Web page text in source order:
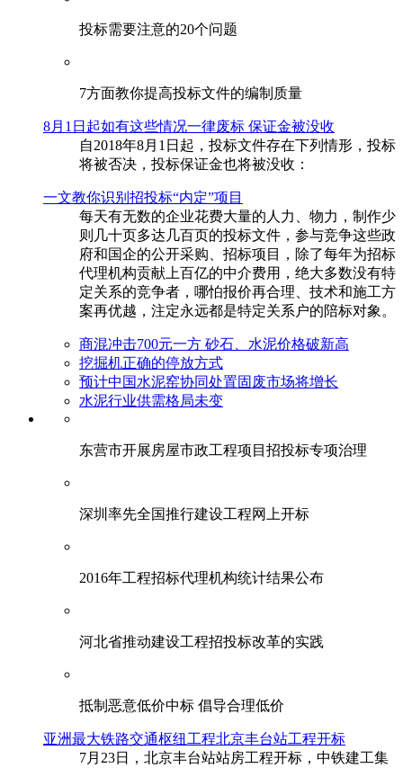
投标需要注意的20个问题
​7方面教你提高投标文件的编制质量
8月1日起如有这些情况一律废标 保证金被没收
自2018年8月1日起，投标文件存在下列情形，投标
将被否决，投标保证金也将被没收：
一文教你识别招投标“内定”项目
每天有无数的企业花费大量的人力、物力，制作少
则几十页多达几百页的投标文件，参与竞争这些政
府和国企的公开采购、招标项目，除了每年为招标
代理机构贡献上百亿的中介费用，绝大多数没有特
定关系的竞争者，哪怕报价再合理、技术和施工方
案再优越，注定永远都是特定关系户的陪标对象。
商混冲击700元一方 砂石、水泥价格破新高
挖掘机正确的停放方式
预计中国水泥窑协同处置固废市场将增长
水泥行业供需格局未变
东营市开展房屋市政工程项目招投标专项治理
深圳率先全国推行建设工程网上开标
2016年工程招标代理机构统计结果公布
河北省推动建设工程招投标改革的实践
抵制恶意低价中标 倡导合理低价
亚洲最大铁路交通枢纽工程北京丰台站工程开标
7月23日，北京丰台站站房工程开标，中铁建工集